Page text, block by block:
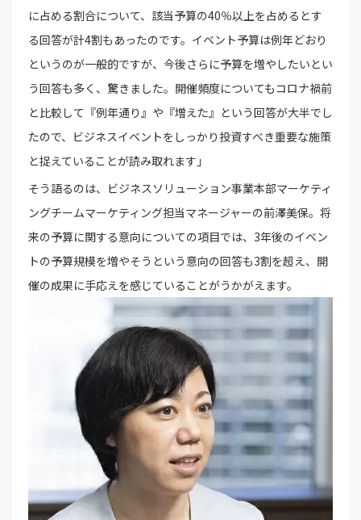
に占める割合について、該当予算の40％以上を占めるとす
る回答が計4割もあったのです。イベント予算は例年どおり
というのが一般的ですが、今後さらに予算を増やしたいとい
う回答も多く、驚きました。開催頻度についてもコロナ禍前
と比較して『例年通り』や『増えた』という回答が大半でし
たので、ビジネスイベントをしっかり投資すべき重要な施策
と捉えていることが読み取れます」
そう語るのは、ビジネスソリューション事業本部マーケティ
ングチームマーケティング担当マネージャーの前澤美保。将
来の予算に関する意向についての項目では、3年後のイベン
トの予算規模を増やそうという意向の回答も3割を超え、開
催の成果に手応えを感じていることがうかがえます。